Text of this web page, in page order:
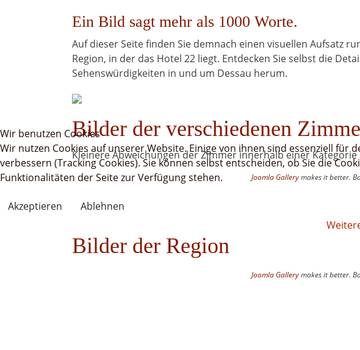
Ein Bild sagt mehr als 1000 Worte.
Auf dieser Seite finden Sie demnach einen visuellen Aufsatz
Region, in der das Hotel 22 liegt. Entdecken Sie selbst die
Sehenswürdigkeiten in und um Dessau herum.
Bilder der verschiedenen
Kleinere Abweichungen der Zimmer innerhalb einer
Joomla Gallerymakes it better.
Bilder der Region
Joomla Gallerymakes it better.
Wir benutzen Cookies
Wir nutzen Cookies auf unserer Website. Einige von ihnen sind essenziell
verbessern (Tracking Cookies). Sie können selbst entscheiden, ob Sie die
Funktionalitäten der Seite zur Verfügung stehen.
Akzeptieren
Ablehnen